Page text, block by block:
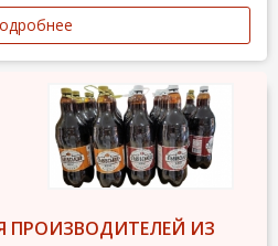
ПРОИЗВОДИТЕЛЕЙ ИЗ